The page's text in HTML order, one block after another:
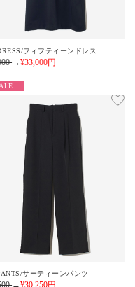
フィフティーンドレス
→¥33,000円
サーティーンパンツ
→¥30,250円